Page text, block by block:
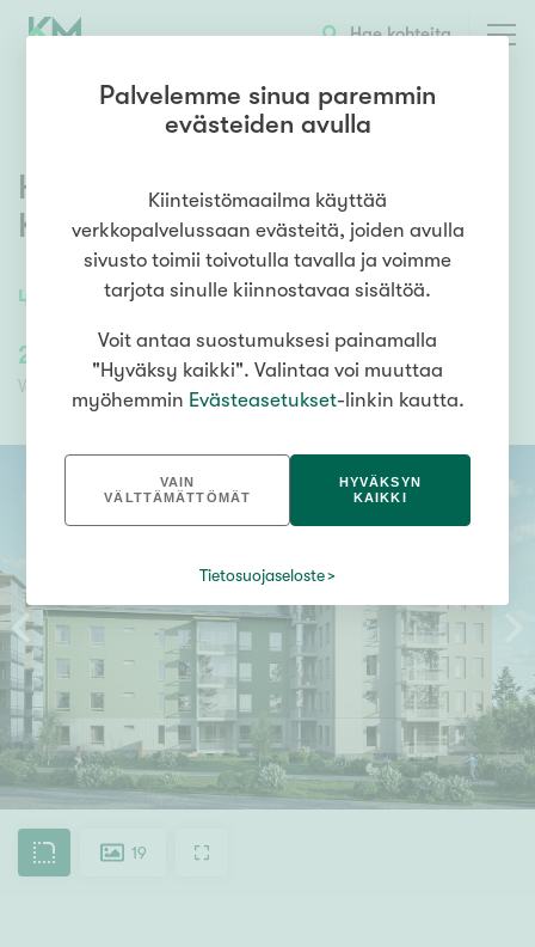
Hae kohteita
46 2h+kt+s+4,1m2 varasto
Hipposkylänkuja 10 A 28
Kissanmaa,Tampere
210 900,00 €
Velaton hinta
84 360,00 €
19
Palvelemme sinua paremmin
evästeiden avulla
Kiinteistömaailma käyttää
verkkopalvelussaan evästeitä, joiden avulla
sivusto toimii toivotulla tavalla ja voimme
tarjota sinulle kiinnostavaa sisältöä.
Voit antaa suostumuksesi painamalla
"Hyväksy kaikki". Valintaa voi muuttaa
myöhemmin Evästeasetukset-linkin kautta.
VAIN
VÄLTTÄMÄTTÖMÄT
HYVÄKSYN
KAIKKI
Tietosuojaseloste